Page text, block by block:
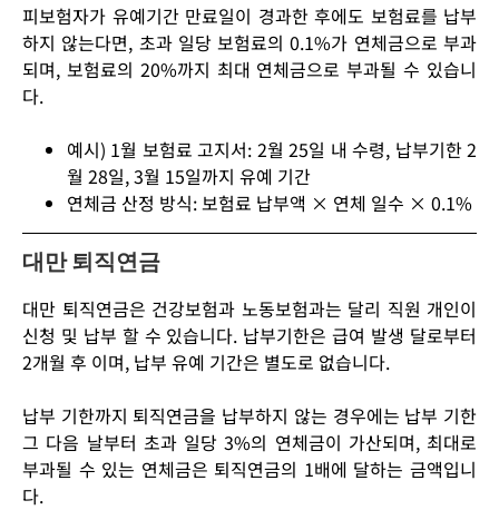
피보험자가 유예기간 만료일이 경과한 후에도 보험료를 납부
하지 않는다면, 초과 일당 보험료의 0.1%가 연체금으로 부과
되며, 보험료의 20%까지 최대 연체금으로 부과될 수 있습니
다.
예시) 1월 보험료 고지서: 2월 25일 내 수령, 납부기한 2
월 28일, 3월 15일까지 유예 기간
연체금 산정 방식:보험료 납부액 × 연체 일수 × 0.1%
대만 퇴직연금
대만 퇴직연금은 건강보험과 노동보험과는 달리 직원 개인이
신청 및 납부 할 수 있습니다. 납부기한은 급여 발생 달로부터
2개월 후 이며, 납부 유예 기간은 별도로 없습니다.
납부 기한까지 퇴직연금을 납부하지 않는 경우에는 납부 기한
그 다음 날부터 초과 일당 3%의 연체금이 가산되며, 최대로
부과될 수 있는 연체금은 퇴직연금의 1배에 달하는 금액입니
다.